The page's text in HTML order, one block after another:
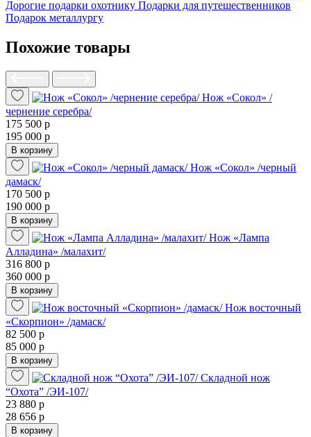
Дорогие подарки охотнику Подарки для путешественников
Подарок металлургу
Похожие товары
Нож «Сокол» /
чернение серебра/
175 500 р
195 000 р
В корзину
Нож «Сокол» /черный
дамаск/
170 500 р
190 000 р
В корзину
Нож «Лампа
Алладина» /малахит/
316 800 р
360 000 р
В корзину
Нож восточный
«Скорпион» /дамаск/
82 500 р
85 000 р
В корзину
Складной нож
“Охота” /ЭИ-107/
23 880 р
28 656 р
В корзину